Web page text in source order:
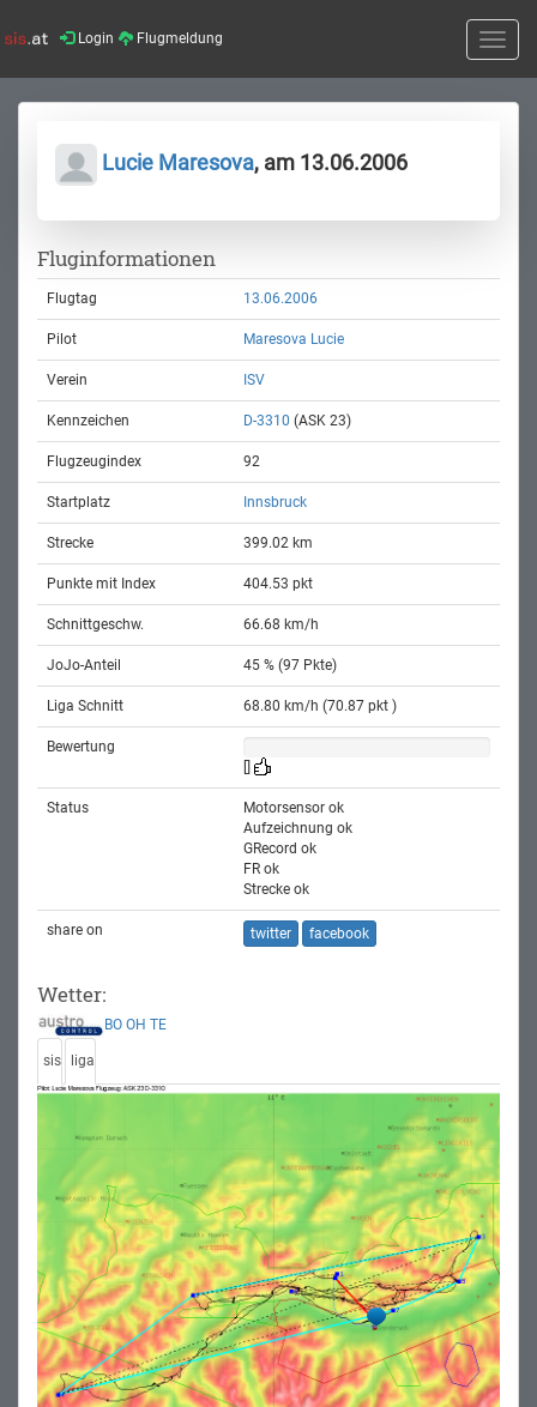
Login Flugmeldung
Toggle
Lucie Maresova, am 13.06.2006
Fluginformationen
Flugtag 13.06.2006
Pilot Maresova Lucie
Verein ISV
Kennzeichen D-3310 (ASK 23)
Flugzeugindex 92
Startplatz Innsbruck
Strecke 399.02 km
Punkte mit Index 404.53 pkt
Schnittgeschw. 66.68 km/h
JoJo-Anteil 45 % (97 Pkte)
Liga Schnitt 68.80 km/h (70.87 pkt )
Bewertung
Status
Motorsensor ok
Aufzeichnung ok
GRecord ok
FR ok
Strecke ok
share on twitter facebook
Wetter:
BO OH TE
sis liga